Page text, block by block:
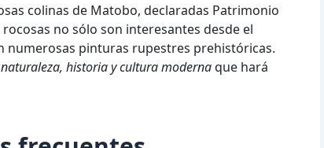
colinas de Matobo, declaradas Patrimonio
no sólo son interesantes desde el
numerosas pinturas rupestres prehistóricas.
historia y cultura modernaque hará